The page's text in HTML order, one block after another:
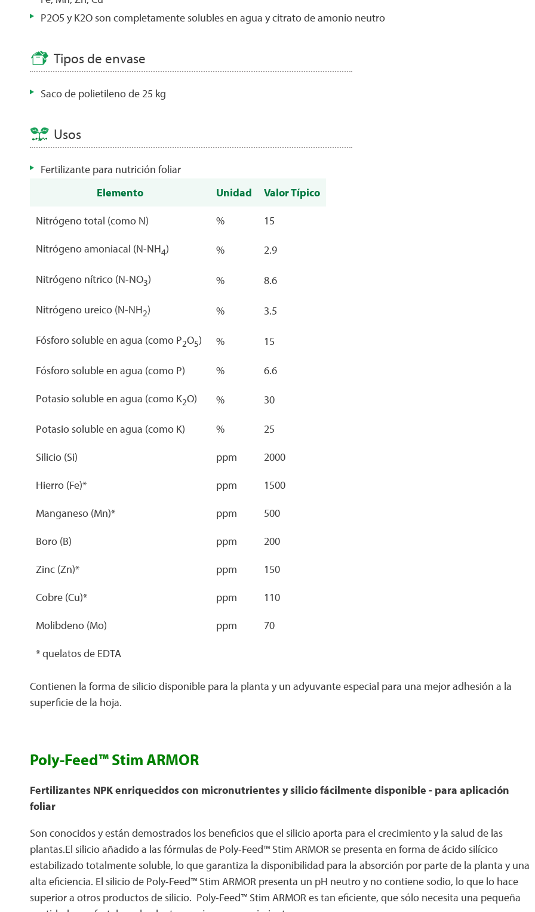
P2O5 y K2O son completamente solubles en agua y citrato de amonio neutro
Tipos de envase
Saco de polietileno de 25 kg
Usos
Fertilizante para nutrición foliar
Elemento
Unidad Valor Típico
Nitrógeno total (como N) % 15
Nitrógeno amoniacal (N-NH4) % 2.9
Nitrógeno nítrico (N-NO3) % 8.6
Nitrógeno ureico (N-NH2) % 3.5
Fósforo soluble en agua (como P2O5) % 15
Fósforo soluble en agua (como P) % 6.6
Potasio soluble en agua (como K2O) % 30
Potasio soluble en agua (como K) % 25
Silicio (Si) ppm 2000
Hierro (Fe)* ppm 1500
Manganeso (Mn)* ppm 500
Boro (B) ppm 200
Zinc (Zn)* ppm 150
Cobre (Cu)* ppm 110
Molibdeno (Mo) ppm 70
* quelatos de EDTA
Contienen la forma de silicio disponible para la planta y un adyuvante especial para una mejor adhesión a la
superficie de la hoja.
Poly-Feed™ Stim ARMOR
Fertilizantes NPK enriquecidos con micronutrientes y silicio fácilmente disponible - para aplicación
foliar
Son conocidos y están demostrados los beneficios que el silicio aporta para el crecimiento y la salud de las
plantas.El silicio añadido a las fórmulas de Poly-Feed™ Stim ARMOR se presenta en forma de ácido silícico
estabilizado totalmente soluble, lo que garantiza la disponibilidad para la absorción por parte de la planta y una
alta eficiencia. El silicio de Poly-Feed™ Stim ARMOR presenta un pH neutro y no contiene sodio, lo que lo hace
superior a otros productos de silicio. Poly-Feed™ Stim ARMOR es tan eficiente, que sólo necesita una pequeña